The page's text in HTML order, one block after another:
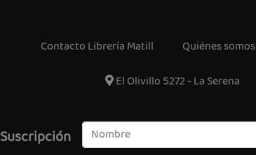
Contacto Librería Matill Quiénes somos
El Olivillo 5272 - La Serena
Suscripción